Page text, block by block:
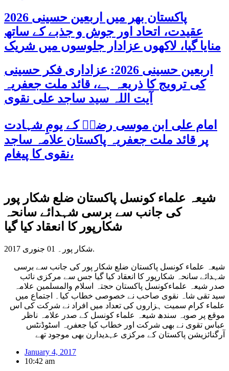
پاکستان بھر میں اربعین حسینی 2026
عقیدت، اتحاد اور جوش و جذبے کے ساتھ
منایا گیا، لاکھوں عزادار جلوسوں میں شریک
اربعین حسینی 2026: عزاداری فکر حسینی
کی ترویج کا ذریعہ ہے، قائد ملت جعفریہ
آیت اللہ سید ساجد علی نقوی
امام علی ابن موسی رضاؑ کے یومِ شہادت
پر قائد ملت جعفریہ پاکستان علامہ ساجد
نقوی کا پیغام،
شیعہ علماء کونسل پاکستان ضلع شکار پور
کی جانب سے برسی شہدائے سانحہ
شکارپور کا انعقاد کیا گیا
شکار پور۔ 01 جنوری 2017.
شیعہ علماء کونسل پاکستان ضلع شکار پور کی جانب سے برسی
شہدائے سانحہ شکارپور کا انعقاد کیا گیا جس سے مرکزی نائب
صدر شیعہ علماءکونسل پاکستان حجتہ اسلام والمسلمین علامہ
سید تقی شاہ نقوی صاحب نے خصوصی خطاب کیا۔ اجتماع میں
علماء کرام سمیت ہزاروں کی تعداد میں افراد نے شرکت کی اس
موقع پر صوبہ سندھ شیعہ علماء کونسل کے صدر علامہ ناظر
عباس تقوی نے بھی شرکت اور خطاب کیا جعفریہ اسٹوڈنٹس
آرگنائزیشن پاکستان کے مرکزی عہدیدارن بھی موجود تھے
January 4, 2017
10:42 am